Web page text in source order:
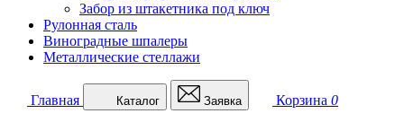
Забор из штакетника под ключ
Рулонная сталь
Виноградные шпалеры
Металлические стеллажи
Главная Каталог Заявка Корзина 0